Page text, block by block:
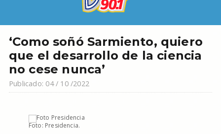
‘Como soñó Sarmiento, quiero
que el desarrollo de la ciencia
no cese nunca’
Publicado: 04 / 10 /2022
Foto: Presidencia.